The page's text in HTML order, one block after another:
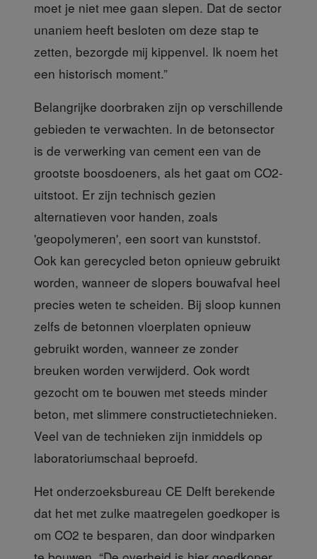
moet je niet mee gaan slepen. Dat de sector
unaniem heeft besloten om deze stap te
zetten, bezorgde mij kippenvel. Ik noem het
een historisch moment.”
Belangrijke doorbraken zijn op verschillende
gebieden te verwachten. In de betonsector
is de verwerking van cement een van de
grootste boosdoeners, als het gaat om CO2-
uitstoot. Er zijn technisch gezien
alternatieven voor handen, zoals
'geopolymeren', een soort van kunststof.
Ook kan gerecycled beton opnieuw gebruikt
worden, wanneer de slopers bouwafval heel
precies weten te scheiden. Bij sloop kunnen
zelfs de betonnen vloerplaten opnieuw
gebruikt worden, wanneer ze zonder
breuken worden verwijderd. Ook wordt
gezocht om te bouwen met steeds minder
beton, met slimmere constructietechnieken.
Veel van de technieken zijn inmiddels op
laboratoriumschaal beproefd.
Het onderzoeksbureau CE Delft berekende
dat het met zulke maatregelen goedkoper is
om CO2 te besparen, dan door windparken